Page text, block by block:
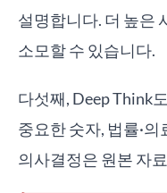
설명합니다. 더 높은
소모할 수 있습니다.
다섯째, Deep Think
중요한 숫자, 법률·의
의사결정은 원본 자